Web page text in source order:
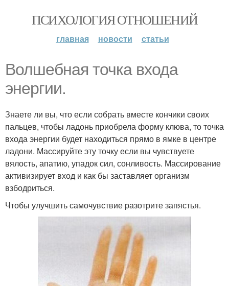
ПСИХОЛОГИЯ ОТНОШЕНИЙ
главная новости статьи
Волшебная точка входа
энергии.
Знаете ли вы, что если собрать вместе кончики своих
пальцев, чтобы ладонь приобрела форму клюва, то точка
входа энергии будет находиться прямо в ямке в центре
ладони. Массируйте эту точку если вы чувствуете
вялость, апатию, упадок сил, сонливость. Массирование
активизирует вход и как бы заставляет организм
взбодриться.
Чтобы улучшить самочувствие разотрите запястья.